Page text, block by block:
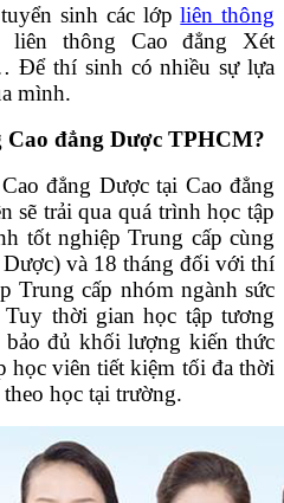
sinh các lớpliên thông
liên thông Cao đẳng Xét
Để thí sinh có nhiều sự lựa
mình.
đẳng Dược TPHCM?
đẳng Dược tại Cao đẳng
sẽ trải qua quá trình học tập
tốt nghiệp Trung cấp cùng
và 18 tháng đối với thí
Trung cấp nhóm ngành sức
thời gian học tập tương
đủ khối lượng kiến thức
học viên tiết kiệm tối đa thời
học tại trường.